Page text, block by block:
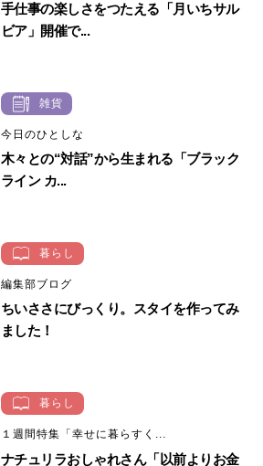
手仕事の楽しさをつたえる「月いちサル
ビア」開催で...
雑貨
今日のひとしな
木々との“対話”から生まれる「ブラック
ライン カ...
暮らし
編集部ブログ
ちいささにびっくり。スタイを作ってみ
ました！
暮らし
１週間特集「幸せに暮らすく...
ナチュリラおしゃれさん「以前よりお金